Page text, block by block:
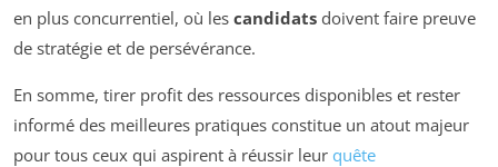
en plus concurrentiel, où les candidats doivent faire preuve
de stratégie et de persévérance.
En somme, tirer profit des ressources disponibles et rester
informé des meilleures pratiques constitue un atout majeur
pour tous ceux qui aspirent à réussir leur quête